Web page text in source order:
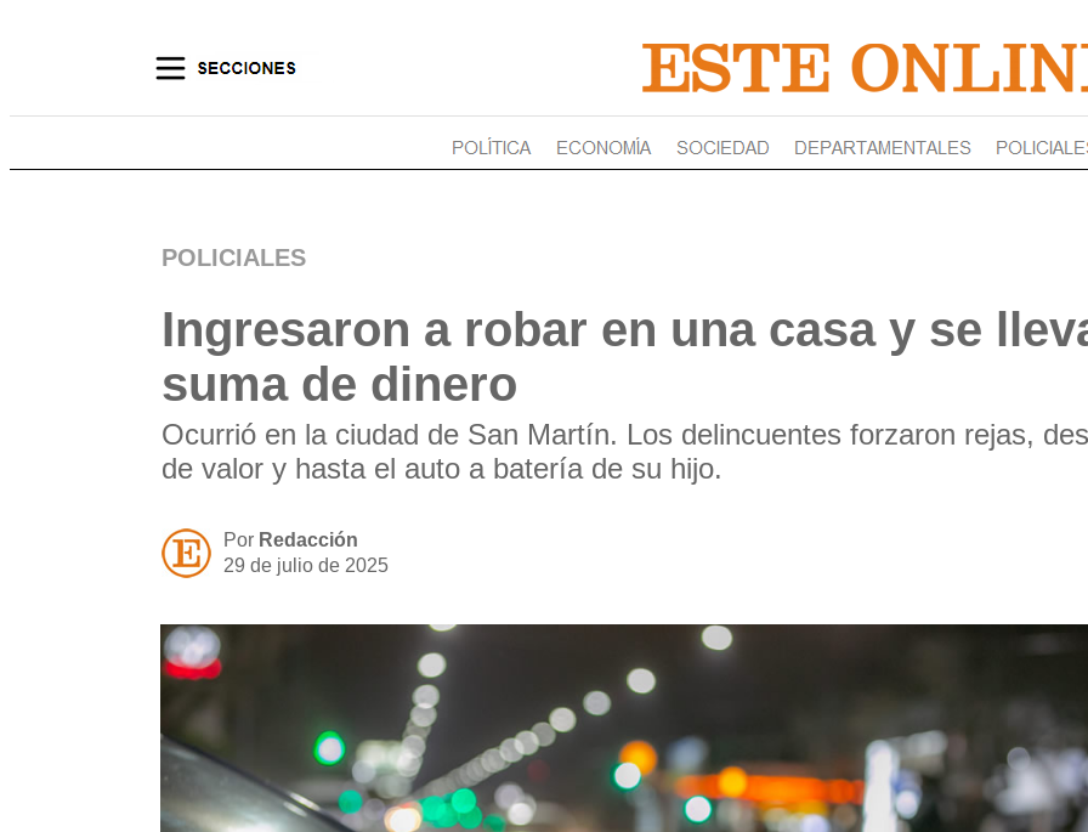
POLICIALES
Ingresaron a robar en una casa y se
suma de dinero
Ocurrió en la ciudad de San Martín. Los delincuentes forzaron rejas,
de valor y hasta el auto a batería de su hijo.
PorRedacción
29 de julio de 2025